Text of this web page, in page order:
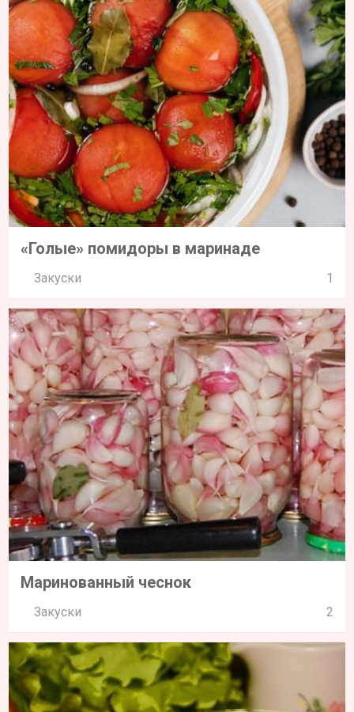
«Голые» помидоры в маринаде
Закуски 1
Маринованный чеснок
Закуски 2